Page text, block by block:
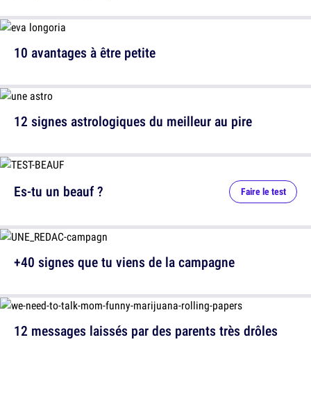
10 avantages à être petite
12 signes astrologiques du meilleur au pire
12 messages laissés par des parents très drôles
Es-tu un beauf ? Faire le test
+40 signes que tu viens de la campagne